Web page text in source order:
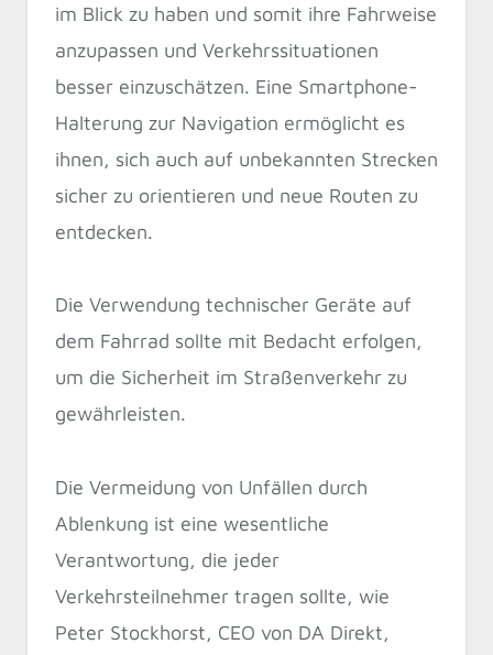
im Blick zu haben und somit ihre Fahrweise
anzupassen und Verkehrssituationen
besser einzuschätzen. Eine Smartphone-
Halterung zur Navigation ermöglicht es
ihnen, sich auch auf unbekannten Strecken
sicher zu orientieren und neue Routen zu
entdecken.
Die Verwendung technischer Geräte auf
dem Fahrrad sollte mit Bedacht erfolgen,
um die Sicherheit im Straßenverkehr zu
gewährleisten.
Die Vermeidung von Unfällen durch
Ablenkung ist eine wesentliche
Verantwortung, die jeder
Verkehrsteilnehmer tragen sollte, wie
Peter Stockhorst, CEO von DA Direkt,